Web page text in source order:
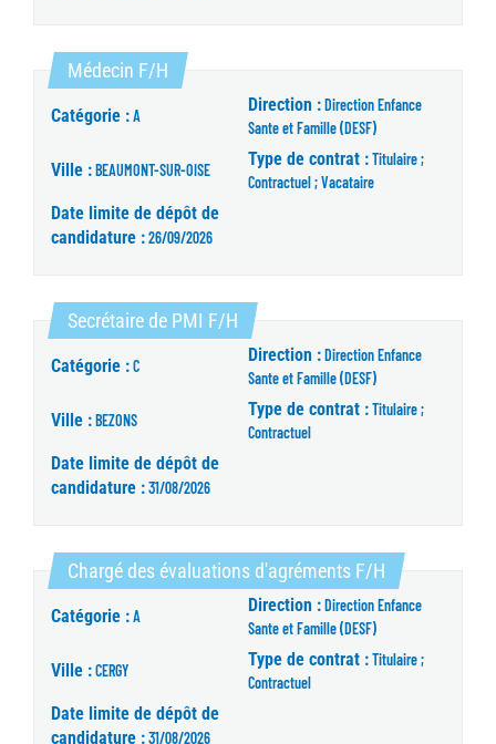
Médecin F/H (Nouvelle fenêtre)
Catégorie :A
Direction :Direction Enfance
Sante et Famille (DESF)
Ville :BEAUMONT-SUR-OISE
Type de contrat :Titulaire ;
Contractuel ; Vacataire
Date limite de dépôt de
candidature :26/09/2026
Secrétaire de PMI F/H (Nouvelle fenêtre)
Catégorie :C
Direction :Direction Enfance
Sante et Famille (DESF)
Ville :BEZONS
Type de contrat :Titulaire ;
Contractuel
Date limite de dépôt de
candidature :31/08/2026
Chargé des évaluations d'agréments F/H (Nouvelle
Catégorie :A
Direction :Direction Enfance
Sante et Famille (DESF)
Ville :CERGY
Type de contrat :Titulaire ;
Contractuel
Date limite de dépôt de
candidature :31/08/2026